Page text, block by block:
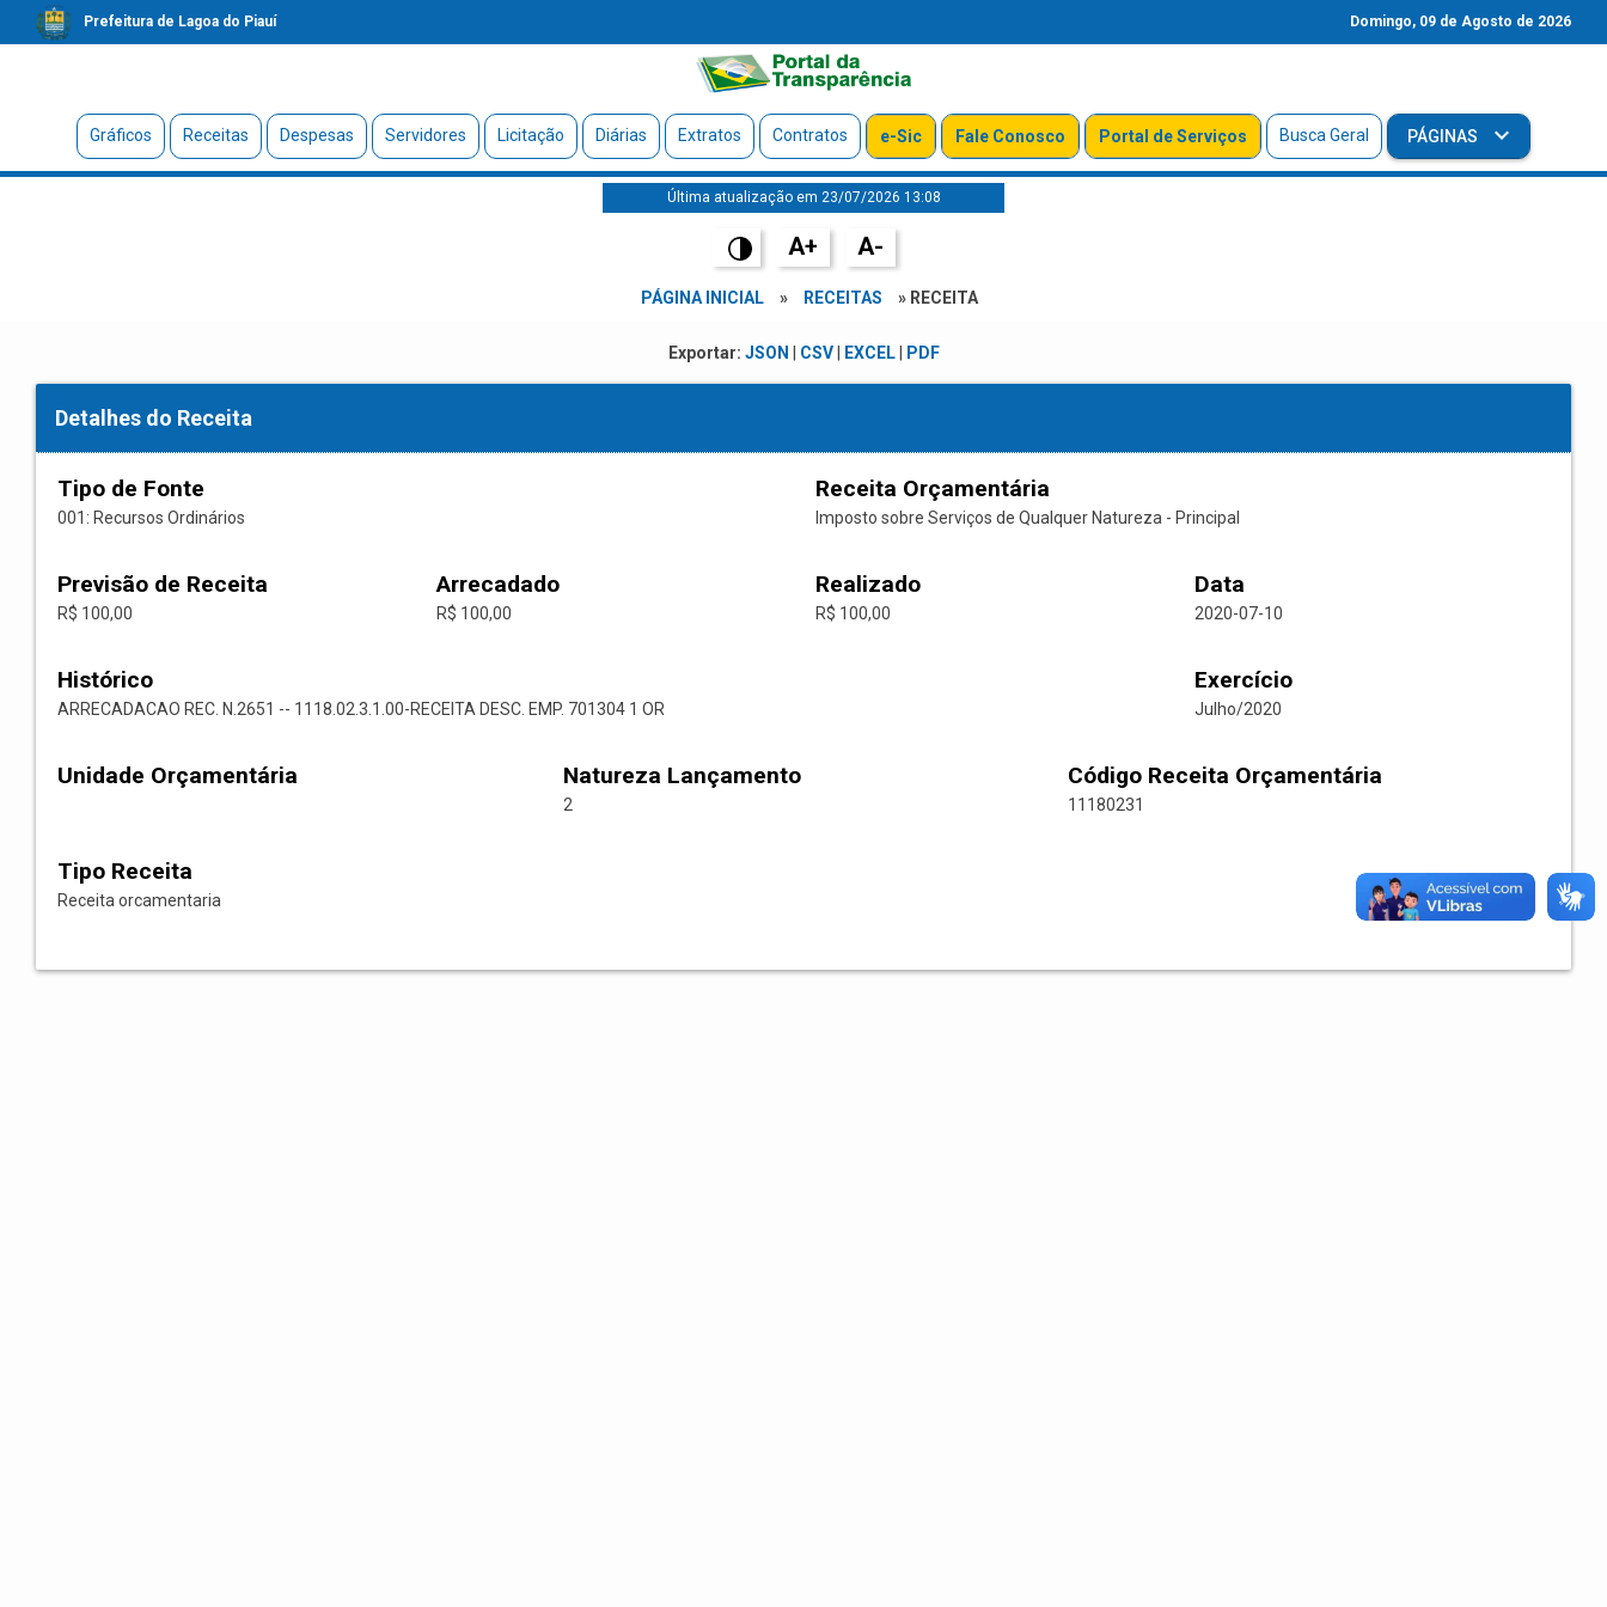
Prefeitura de Lagoa do Piauí Domingo, 09 de Agosto de 2026
Gráficos Receitas Despesas Servidores Licitação Diárias Extratos Contratos e-Sic Fale Conosco Portal de Serviços Busca Geral PÁGINAS
Última atualização em 23/07/2026 13:08
A+ A-
PÁGINA INICIAL » RECEITAS » RECEITA
Exportar: JSON CSV| EXCEL| PDF
Detalhes do Receita
Tipo de Fonte
001: Recursos Ordinários
Receita Orçamentária
Imposto sobre Serviços de Qualquer Natureza - Principal
Previsão de Receita
R$ 100,00
Arrecadado
R$ 100,00
Realizado
R$ 100,00
Data
2020-07-10
Histórico
ARRECADACAO REC. N.2651 -- 1118.02.3.1.00-RECEITA DESC. EMP. 701304 1 OR
Exercício
Julho/2020
Unidade Orçamentária Natureza Lançamento
2
Código Receita Orçamentária
11180231
Tipo Receita
Receita orcamentaria